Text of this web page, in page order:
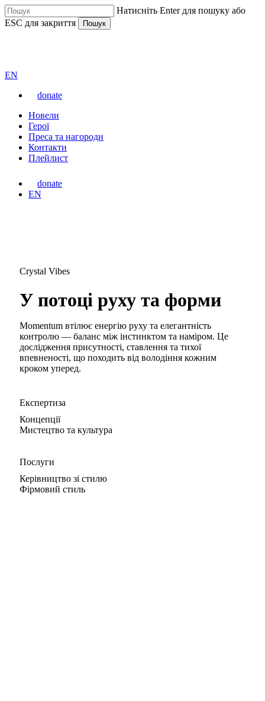
Перейти
до
основного
Натисніть Enter для пошуку або
ESC для закриття
Пошук
Перемкнути
сайту
EN
donate
МенюНовели
Герої
Преса та нагороди
Контакти
Плейлист
donate
Перемкнути
EN
Crystal Vibes
У потоці руху та форми
Momentum втілює енергію руху та елегантність
контролю — баланс між інстинктом та наміром. Це
дослідження присутності, ставлення та тихої
впевненості, що походить від володіння кожним
кроком уперед.
Експертиза
Концепції
Мистецтво та культура
Послуги
Керівництво зі стилю
Фірмовий стиль